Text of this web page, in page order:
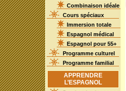
Combinaison idéale
Cours spéciaux
Immersion totale
Espagnol médical
Espagnol pour 55+
Programme culturel
Programme familial
APPRENDRE
L’ESPAGNOL